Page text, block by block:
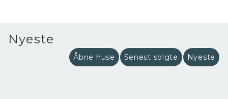
Nyeste
Åbne huse Senest solgte Nyeste